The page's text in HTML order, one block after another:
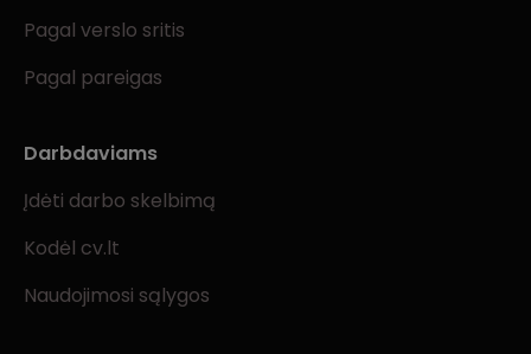
Pagal verslo sritis
Pagal pareigas
Darbdaviams
Įdėti darbo skelbimą
Kodėl cv.lt
Naudojimosi sąlygos